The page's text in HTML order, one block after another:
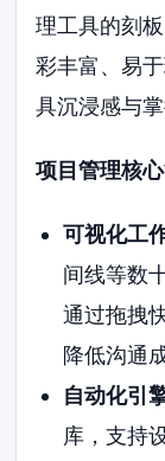
理工具的刻
彩丰富、易
具沉浸感与掌
项目管理核心
可视化工
间线等数
通过拖拽
降低沟通
自动化引
库，支持